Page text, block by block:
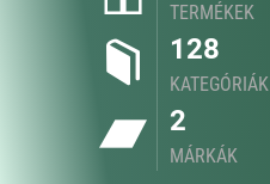
TERMÉKEK
128
KATEGÓRIÁK
2
MÁRKÁK